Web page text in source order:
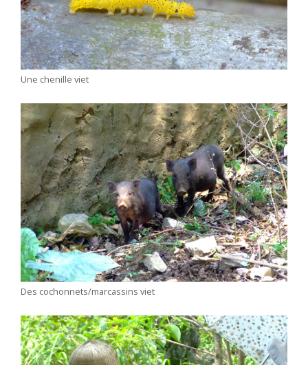
Une chenille viet
Des cochonnets/marcassins viet